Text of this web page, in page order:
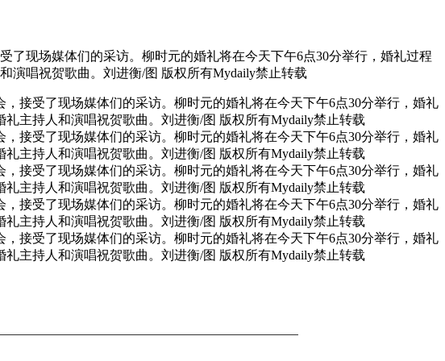
了现场媒体们的采访。柳时元的婚礼将在今天下午6点30分举行，婚礼过程
演唱祝贺歌曲。刘进衡/图 版权所有Mydaily禁止转载
接受了现场媒体们的采访。柳时元的婚礼将在今天下午6点30分举行，婚礼
主持人和演唱祝贺歌曲。刘进衡/图 版权所有Mydaily禁止转载
接受了现场媒体们的采访。柳时元的婚礼将在今天下午6点30分举行，婚礼
主持人和演唱祝贺歌曲。刘进衡/图 版权所有Mydaily禁止转载
接受了现场媒体们的采访。柳时元的婚礼将在今天下午6点30分举行，婚礼
主持人和演唱祝贺歌曲。刘进衡/图 版权所有Mydaily禁止转载
接受了现场媒体们的采访。柳时元的婚礼将在今天下午6点30分举行，婚礼
主持人和演唱祝贺歌曲。刘进衡/图 版权所有Mydaily禁止转载
接受了现场媒体们的采访。柳时元的婚礼将在今天下午6点30分举行，婚礼
主持人和演唱祝贺歌曲。刘进衡/图 版权所有Mydaily禁止转载